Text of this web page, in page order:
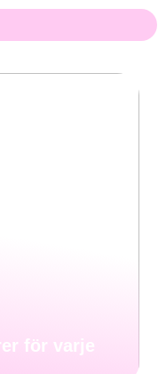
för varje